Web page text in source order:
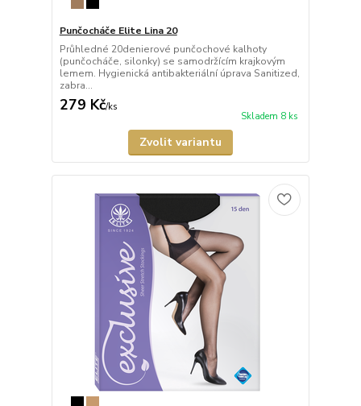
Punčocháče Elite Lina 20
Průhledné 20denierové punčochové kalhoty
(punčocháče, silonky) se samodržícím krajkovým
lemem. Hygienická antibakteriální úprava Sanitized,
zabra...
279 Kč/ks
Skladem 8 ks
Zvolit variantu